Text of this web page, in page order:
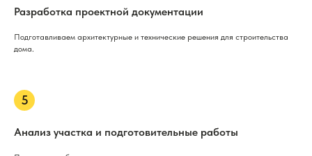
Разработка проектной документации
Подготавливаем архитектурные и технические решения для строительства
дома.
Анализ участка и подготовительные работы